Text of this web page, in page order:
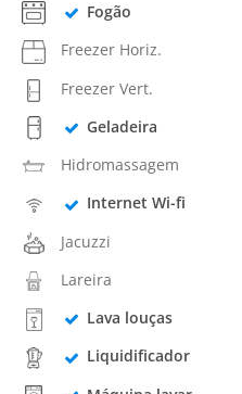
Fogão
Freezer Horiz.
Freezer Vert.
Geladeira
Hidromassagem
Internet Wi-fi
Jacuzzi
Lareira
Lava louças
Liquidificador